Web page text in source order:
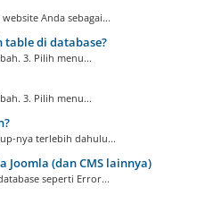
Anda sebagai...
table di database?
3. Pilih menu...
3. Pilih menu...
nya terlebih dahulu...
Joomla (dan CMS lainnya)
seperti Error...